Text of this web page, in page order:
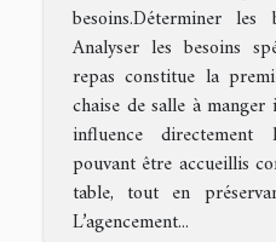
besoins.Déterminer
Analyser les besoins
repas constitue la
chaise de salle à
influence
pouvant être accueillis
table, tout en
L’agencement...